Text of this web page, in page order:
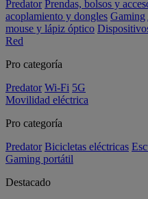
Predator Prendas, bolsos y
acoplamiento y dongles Gaming
mouse y lápiz óptico
Red
Pro categoría
Predator Wi-Fi 5G
Movilidad eléctrica
Pro categoría
Predator Bicicletas eléctricas
Gaming portátil
Destacado